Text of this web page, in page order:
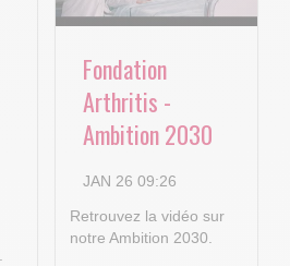
Fondation
Arthritis -
Ambition 2030
JAN 26 09:26
Retrouvez la vidéo sur
notre Ambition 2030.